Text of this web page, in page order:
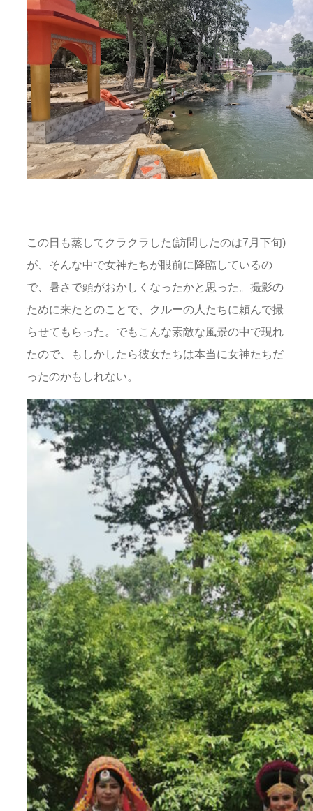
この日も蒸してクラクラした(訪問したのは7月下旬)
が、そんな中で女神たちが眼前に降臨しているの
で、暑さで頭がおかしくなったかと思った。撮影の
ために来たとのことで、クルーの人たちに頼んで撮
らせてもらった。でもこんな素敵な風景の中で現れ
たので、もしかしたら彼女たちは本当に女神たちだ
ったのかもしれない。